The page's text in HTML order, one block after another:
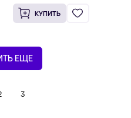
КУПИТЬ
ЕЩЕ
3